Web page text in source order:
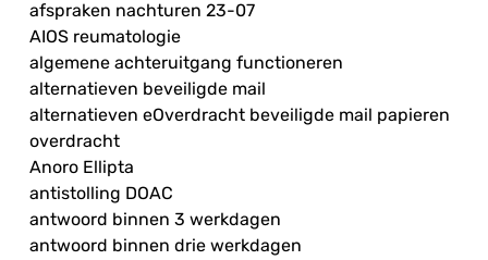
afspraken nachturen 23-07
AIOS reumatologie
algemene achteruitgang functioneren
alternatieven beveiligde mail
alternatieven eOverdracht beveiligde mail papieren
overdracht
Anoro Ellipta
antistolling DOAC
antwoord binnen 3 werkdagen
antwoord binnen drie werkdagen